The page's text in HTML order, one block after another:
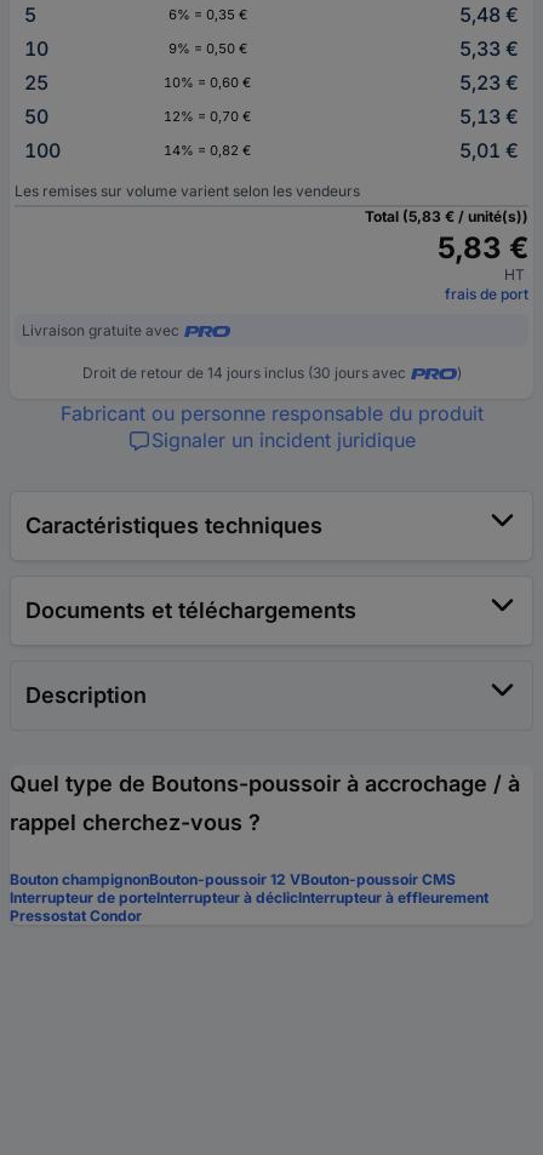
5
6% = 0,35 €
5,48 €
10
9% = 0,50 €
5,33 €
25
10% = 0,60 €
5,23 €
50
12% = 0,70 €
5,13 €
100
14% = 0,82 € 5,01 €
Les remises sur volume varient selon les vendeurs
Total (5,83 € / unité(s))
5,83 €
HT
frais de port
Livraison gratuite avec
Droit de retour de 14 jours inclus (30 jours avec )
Fabricant ou personne responsable du produit
Signaler un incident juridique
Caractéristiques techniques
Documents et téléchargements
Description
Quel type de Boutons-poussoir à accrochage / à
rappel cherchez-vous ?
Bouton champignonBouton-poussoir 12 VBouton-poussoir CMS
Interrupteur de porteInterrupteur à déclicInterrupteur à effleurement
Pressostat Condor